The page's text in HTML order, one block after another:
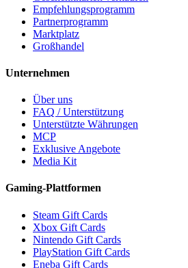
Empfehlungsprogramm
Partnerprogramm
Marktplatz
Großhandel
Unternehmen
Über uns
FAQ / Unterstützung
Unterstützte Währungen
MCP
Exklusive Angebote
Media Kit
Gaming-Plattformen
Steam Gift Cards
Xbox Gift Cards
Nintendo Gift Cards
PlayStation Gift Cards
Eneba Gift Cards